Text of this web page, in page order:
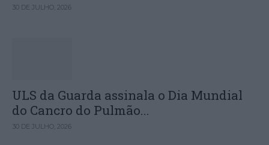
30 DE JULHO, 2026
ULS da Guarda assinala o Dia Mundial
do Cancro do Pulmão...
30 DE JULHO, 2026